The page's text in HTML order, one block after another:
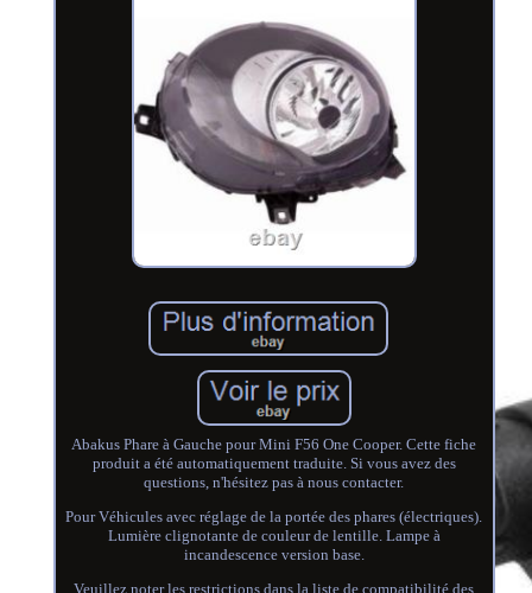
Abakus Phare à Gauche pour Mini F56 One Cooper. Cette fiche
produit a été automatiquement traduite. Si vous avez des
questions, n'hésitez pas à nous contacter.
Pour Véhicules avec réglage de la portée des phares (électriques).
Lumière clignotante de couleur de lentille. Lampe à
incandescence version base.
Veuillez noter les restrictions dans la liste de compatibilité des